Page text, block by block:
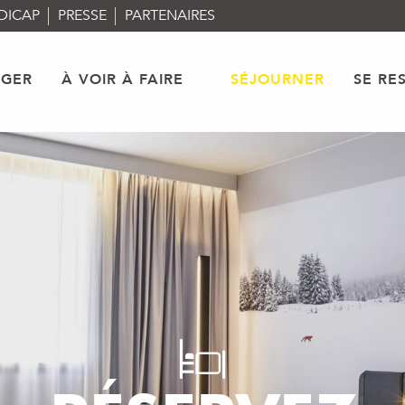
PRESSE PARTENAIRES
À VOIR À FAIRE SÉJOURNER SE